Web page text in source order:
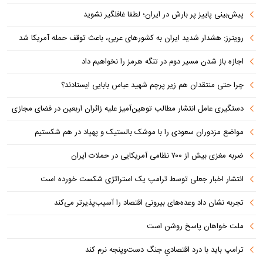
پیش‌بینی پاییز پر بارش در ایران؛ لطفا غافلگیر نشوید
رویترز: هشدار شدید ایران به کشورهای عربی، باعث توقف حمله آمریکا شد
اجازه باز شدن مسیر دوم در تنگه هرمز را نخواهیم داد
چرا حتی منتقدان هم زیر پرچم شهید عباس بابایی ایستادند؟
دستگیری عامل انتشار مطالب توهین‌آمیز علیه زائران اربعین در فضای مجازی
مواضع مزدوران سعودی را با موشک بالستیک و پهپاد در هم شکستیم
ضربه مغزی بیش از ۷۰۰ نظامی آمریکایی در حملات ایران
انتشار اخبار جعلی توسط ترامپ یک استراتژی شکست خورده است
تجربه نشان داد وعده‌های بیرونی اقتصاد را آسیب‌پذیرتر می‌کند
ملت خواهان پاسخ روشن است
ترامپ باید با درد اقتصادیِ جنگ دست‌و‌پنجه نرم کند